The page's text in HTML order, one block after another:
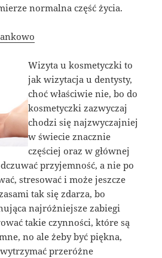
normalna część życia.
Wizyta u kosmetyczki to
jak wizytacja u dentysty,
choć właściwie nie, bo do
kosmetyczki zazwyczaj
chodzi się najzwyczajniej
w świecie znacznie
częściej oraz w głównej
przyjemność, a nie po
stresować i może jeszcze
tak się zdarza, bo
najróżniejsze zabiegi
takie czynności, które są
no ale żeby być piękna,
przeróżne